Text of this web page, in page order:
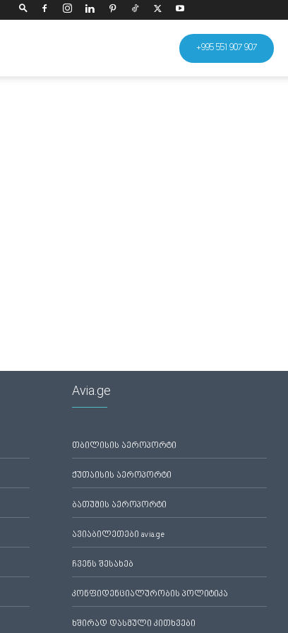
+995 551 907 907
Avia.ge
თბილისის აეროპორტი
ქუთაისის აეროპორტი
ბათუმის აეროპორტი
ავიაბილეთები avia.ge
ჩვენს შესახებ
კონფიდენციალურობის პოლიტიკა
ხშირად დასმული კითხვები